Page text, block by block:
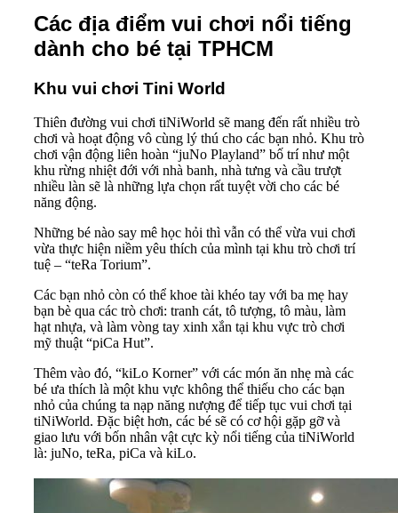
Các địa điểm vui chơi nổi tiếng
dành cho bé tại TPHCM
Khu vui chơi Tini World
Thiên đường vui chơi tiNiWorld sẽ mang đến rất nhiều trò
chơi và hoạt động vô cùng lý thú cho các bạn nhỏ. Khu trò
chơi vận động liên hoàn “juNo Playland” bố trí như một
khu rừng nhiệt đới với nhà banh, nhà tưng và cầu trượt
nhiều làn sẽ là những lựa chọn rất tuyệt vời cho các bé
năng động.
Những bé nào say mê học hỏi thì vẫn có thể vừa vui chơi
vừa thực hiện niềm yêu thích của mình tại khu trò chơi trí
tuệ – “teRa Torium”.
Các bạn nhỏ còn có thể khoe tài khéo tay với ba mẹ hay
bạn bè qua các trò chơi: tranh cát, tô tượng, tô màu, làm
hạt nhựa, và làm vòng tay xinh xắn tại khu vực trò chơi
mỹ thuật “piCa Hut”.
Thêm vào đó, “kiLo Korner” với các món ăn nhẹ mà các
bé ưa thích là một khu vực không thể thiếu cho các bạn
nhỏ của chúng ta nạp năng nượng để tiếp tục vui chơi tại
tiNiWorld. Đặc biệt hơn, các bé sẽ có cơ hội gặp gỡ và
giao lưu với bốn nhân vật cực kỳ nổi tiếng của tiNiWorld
là: juNo, teRa, piCa và kiLo.